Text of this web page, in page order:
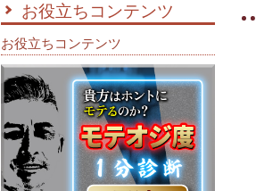
お役立ちコンテンツ
お役立ちコンテンツ